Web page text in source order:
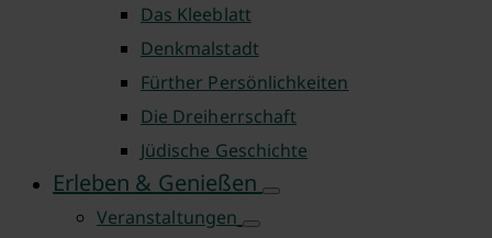
Das Kleeblatt
Denkmalstadt
Fürther Persönlichkeiten
Die Dreiherrschaft
Jüdische Geschichte
Erleben & Genießen
Veranstaltungen